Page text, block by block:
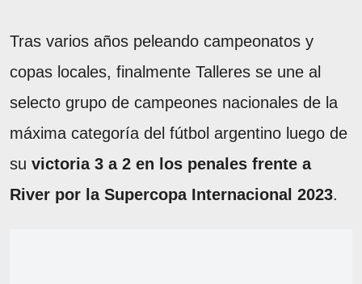
Tras varios años peleando campeonatos y
copas locales, finalmente Talleres se une al
selecto grupo de campeones nacionales de la
máxima categoría del fútbol argentino luego de
su victoria 3 a 2 en los penales frente a
River por la Supercopa Internacional 2023.